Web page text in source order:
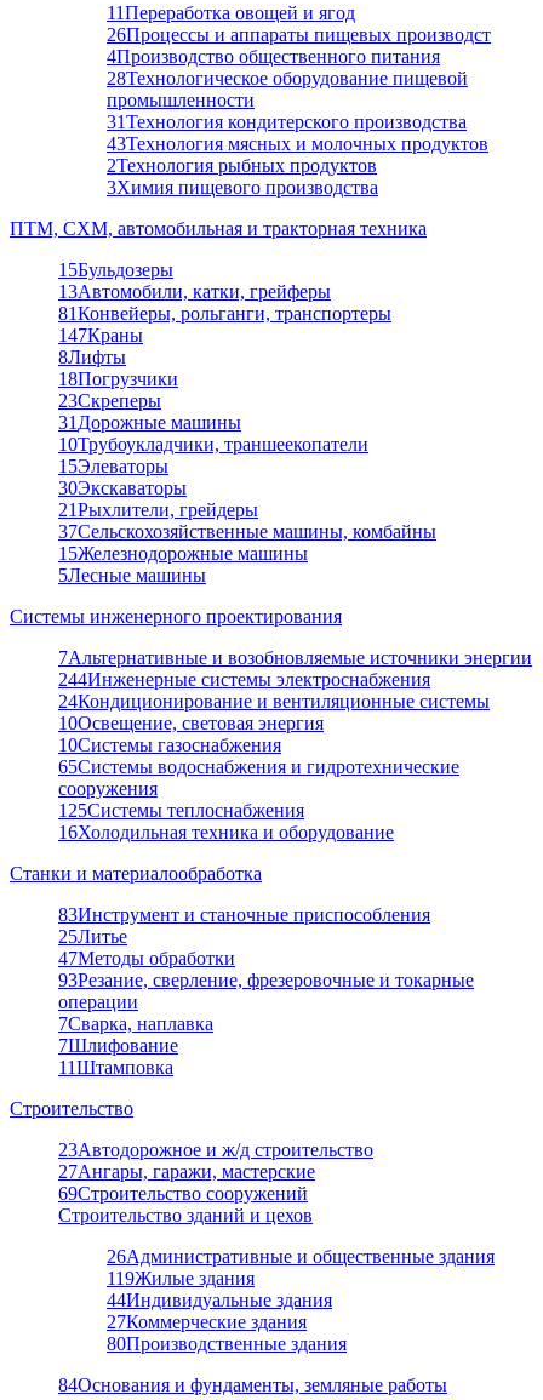
11Переработка овощей и ягод
26Процессы и аппараты пищевых производст
4Производство общественного питания
28Технологическое оборудование пищевой
промышленности
31Технология кондитерского производства
43Технология мясных и молочных продуктов
2Технология рыбных продуктов
3Химия пищевого производства
ПТМ, СХМ, автомобильная и тракторная техника
15Бульдозеры
13Автомобили, катки, грейферы
81Конвейеры, рольганги, транспортеры
147Краны
8Лифты
18Погрузчики
23Скреперы
31 Дорожные машины
10Трубоукладчики, траншеекопатели
15Элеваторы
30Экскаваторы
21Рыхлители, грейдеры
37Сельскохозяйственные машины, комбайны
15Железнодорожные машины
5Лесные машины
Системы инженерного проектирования
7Альтернативные и возобновляемые источники энергии
244Инженерные системы электроснабжения
24Кондиционирование и вентиляционные системы
10Освещение, световая энергия
10Системы газоснабжения
65Системы водоснабжения и гидротехнические
сооружения
125Системы теплоснабжения
16Холодильная техника и оборудование
Станки и материалообработка
83Инструмент и станочные приспособления
25Литье
47Методы обработки
93Резание, сверление, фрезеровочные и токарные
операции
7Сварка, наплавка
7Шлифование
11Штамповка
Строительство
23Автодорожное и ж/д строительство
27Ангары, гаражи, мастерские
69Строительство сооружений
Строительство зданий и цехов
26Административные и общественные здания
119Жилые здания
44Индивидуальные здания
27Коммерческие здания
80Производственные здания
84Основания и фундаменты, земляные работы